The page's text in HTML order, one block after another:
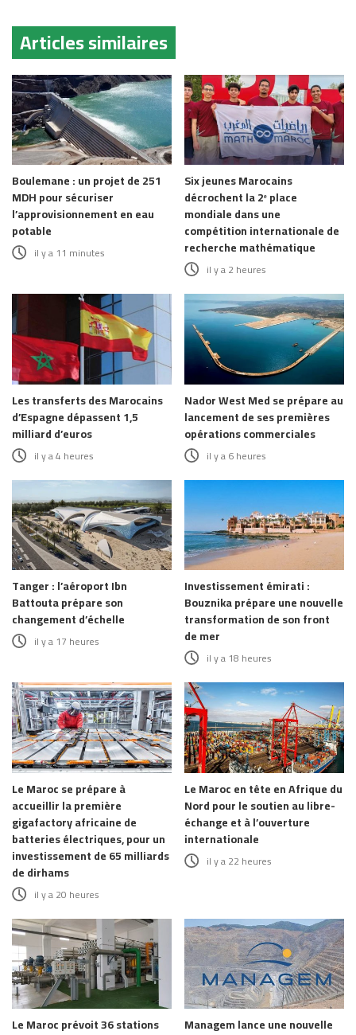
Articles similaires
Boulemane : un projet de 251
MDH pour sécuriser
l’approvisionnement en eau
potable
il y a 11 minutes
Six jeunes Marocains
décrochent la 2ᵉ place
mondiale dans une
compétition internationale de
recherche mathématique
il y a 2 heures
Les transferts des Marocains
d’Espagne dépassent 1,5
milliard d’euros
il y a 4 heures
Nador West Med se prépare au
lancement de ses premières
opérations commerciales
il y a 6 heures
Tanger : l’aéroport Ibn
Battouta prépare son
changement d’échelle
il y a 17 heures
Investissement émirati :
Bouznika prépare une nouvelle
transformation de son front
de mer
il y a 18 heures
Le Maroc se prépare à
accueillir la première
gigafactory africaine de
batteries électriques, pour un
investissement de 65 milliards
de dirhams
il y a 20 heures
Le Maroc en tête en Afrique du
Nord pour le soutien au libre-
échange et à l’ouverture
internationale
il y a 22 heures
Le Maroc prévoit 36 stations
Managem lance une nouvelle